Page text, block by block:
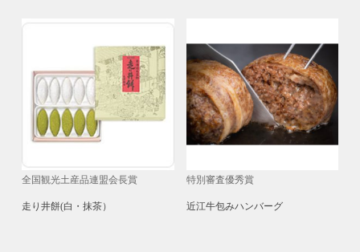
全国観光土産品連盟会長賞
走り井餅(白・抹茶）
特別審査優秀賞
近江牛包みハンバーグ